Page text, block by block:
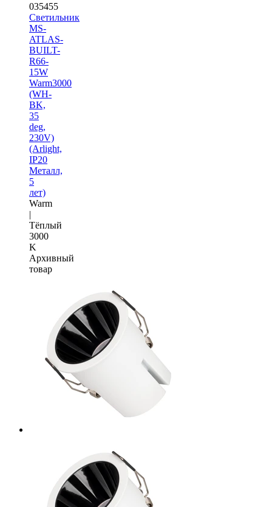
035455
Светильник
MS-
ATLAS-
BUILT-
R66-
15W
Warm3000
(WH-
BK,
35
deg,
230V)
(Arlight,
IP20
Металл,
5
лет)
Warm
|
Тёплый
3000
K
Архивный
товар